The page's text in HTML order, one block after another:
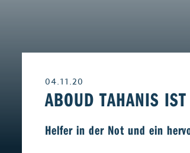
04.11.20
ABOUD TAHANIS
Helfer in der Not und ein